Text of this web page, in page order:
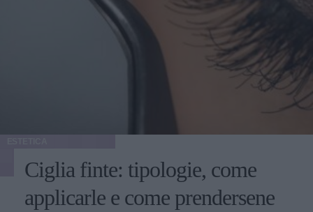
Ciglia finte: tipologie, come
applicarle e come prendersene